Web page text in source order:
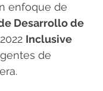
enfoque de
Desarrollo de
Inclusive
de